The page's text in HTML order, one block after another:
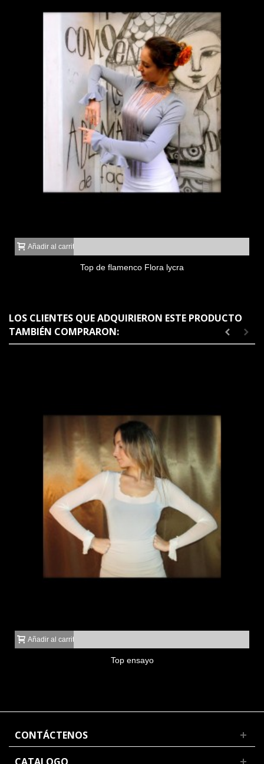
Añadir al carrito
Top de flamenco Flora lycra
LOS CLIENTES QUE ADQUIRIERON ESTE PRODUCTO
TAMBIÉN COMPRARON:
Añadir al carrito
Top ensayo
CONTÁCTENOS
CATALOGO